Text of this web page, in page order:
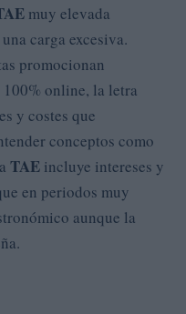
muy elevada
carga excesiva.
promocionan
online, la letra
y costes que
conceptos como
TAE incluye intereses y
en periodos muy
aunque la